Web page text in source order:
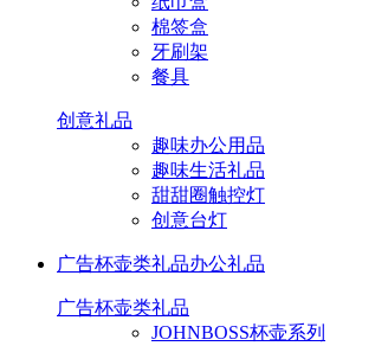
棉签盒
牙刷架
餐具
创意礼品
趣味办公用品
趣味生活礼品
甜甜圈触控灯
创意台灯
广告杯壶类礼品办公礼品
广告杯壶类礼品
JOHNBOSS杯壶系列